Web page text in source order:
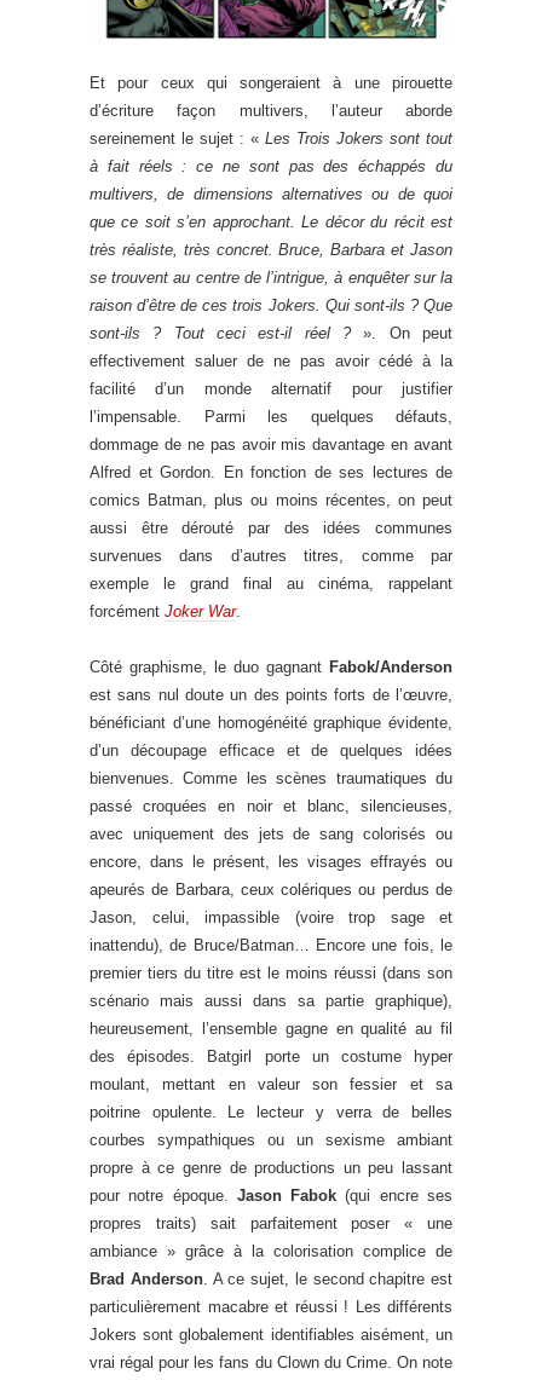
Et pour ceux qui songeraient à une pirouette
d’écriture façon multivers, l’auteur aborde
sereinement le sujet : « Les Trois Jokers sont tout
à fait réels : ce ne sont pas des échappés du
multivers, de dimensions alternatives ou de quoi
que ce soit s’en approchant. Le décor du récit est
très réaliste, très concret. Bruce, Barbara et Jason
se trouvent au centre de l’intrigue, à enquêter sur la
raison d’être de ces trois Jokers. Qui sont-ils ? Que
sont-ils ? Tout ceci est-il réel ?». On peut
effectivement saluer de ne pas avoir cédé à la
facilité d’un monde alternatif pour justifier
l’impensable. Parmi les quelques défauts,
dommage de ne pas avoir mis davantage en avant
Alfred et Gordon. En fonction de ses lectures de
comics Batman, plus ou moins récentes, on peut
aussi être dérouté par des idées communes
survenues dans d’autres titres, comme par
exemple le grand final au cinéma, rappelant
forcément Joker War.
Côté graphisme, le duo gagnant Fabok/Anderson
est sans nul doute un des points forts de l’œuvre,
bénéficiant d’une homogénéité graphique évidente,
d’un découpage efficace et de quelques idées
bienvenues. Comme les scènes traumatiques du
passé croquées en noir et blanc, silencieuses,
avec uniquement des jets de sang colorisés ou
encore, dans le présent, les visages effrayés ou
apeurés de Barbara, ceux colériques ou perdus de
Jason, celui, impassible (voire trop sage et
inattendu), de Bruce/Batman… Encore une fois, le
premier tiers du titre est le moins réussi (dans son
scénario mais aussi dans sa partie graphique),
heureusement, l’ensemble gagne en qualité au fil
des épisodes. Batgirl porte un costume hyper
moulant, mettant en valeur son fessier et sa
poitrine opulente. Le lecteur y verra de belles
courbes sympathiques ou un sexisme ambiant
propre à ce genre de productions un peu lassant
pour notre époque. Jason Fabok (qui encre ses
propres traits) sait parfaitement poser « une
ambiance » grâce à la colorisation complice de
Brad Anderson. A ce sujet, le second chapitre est
particulièrement macabre et réussi ! Les différents
Jokers sont globalement identifiables aisément, un
vrai régal pour les fans du Clown du Crime. On note